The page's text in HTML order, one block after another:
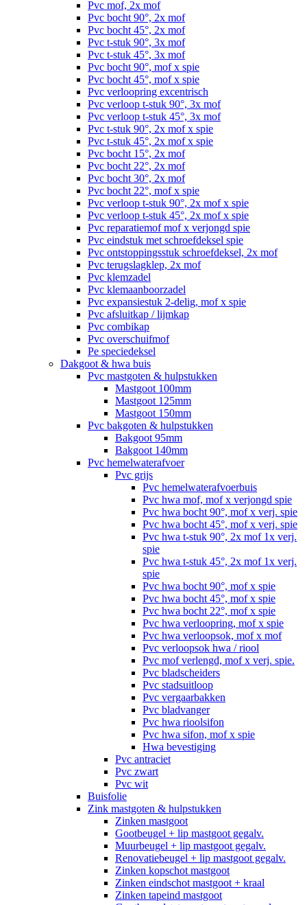
Pvc mof, 2x mof
Pvc bocht 90°, 2x mof
Pvc bocht 45°, 2x mof
Pvc t-stuk 90°, 3x mof
Pvc t-stuk 45°, 3x mof
Pvc bocht 90°, mof x spie
Pvc bocht 45°, mof x spie
Pvc verloopring excentrisch
Pvc verloop t-stuk 90°, 3x mof
Pvc verloop t-stuk 45°, 3x mof
Pvc t-stuk 90°, 2x mof x spie
Pvc t-stuk 45°, 2x mof x spie
Pvc bocht 15°, 2x mof
Pvc bocht 22°, 2x mof
Pvc bocht 30°, 2x mof
Pvc bocht 22°, mof x spie
Pvc verloop t-stuk 90°, 2x mof x spie
Pvc verloop t-stuk 45°, 2x mof x spie
Pvc reparatiemof mof x verjongd spie
Pvc eindstuk met schroefdeksel spie
Pvc ontstoppingsstuk schroefdeksel, 2x mof
Pvc terugslagklep, 2x mof
Pvc klemzadel
Pvc klemaanboorzadel
Pvc expansiestuk 2-delig, mof x spie
Pvc afsluitkap / lijmkap
Pvc combikap
Pvc overschuifmof
Pe speciedeksel
Dakgoot & hwa buis
Pvc mastgoten & hulpstukken
Mastgoot 100mm
Mastgoot 125mm
Mastgoot 150mm
Pvc bakgoten & hulpstukken
Bakgoot 95mm
Bakgoot 140mm
Pvc hemelwaterafvoer
Pvc grijs
Pvc hemelwaterafvoerbuis
Pvc hwa mof, mof x verjongd spie
Pvc hwa bocht 90°, mof x verj. spie
Pvc hwa bocht 45°, mof x verj. spie
Pvc hwa t-stuk 90°, 2x mof 1x verj.
spie
Pvc hwa t-stuk 45°, 2x mof 1x verj.
spie
Pvc hwa bocht 90°, mof x spie
Pvc hwa bocht 45°, mof x spie
Pvc hwa bocht 22°, mof x spie
Pvc hwa verloopring, mof x spie
Pvc hwa verloopsok, mof x mof
Pvc verloopsok hwa / riool
Pvc mof verlengd, mof x verj. spie.
Pvc bladscheiders
Pvc stadsuitloop
Pvc vergaarbakken
Pvc bladvanger
Pvc hwa rioolsifon
Pvc hwa sifon, mof x spie
Hwa bevestiging
Pvc antraciet
Pvc zwart
Pvc wit
Buisfolie
Zink mastgoten & hulpstukken
Zinken mastgoot
Gootbeugel + lip mastgoot gegalv.
Muurbeugel + lip mastgoot gegalv.
Renovatiebeugel + lip mastgoot gegalv.
Zinken kopschot mastgoot
Zinken eindschot mastgoot + kraal
Zinken tapeind mastgoot